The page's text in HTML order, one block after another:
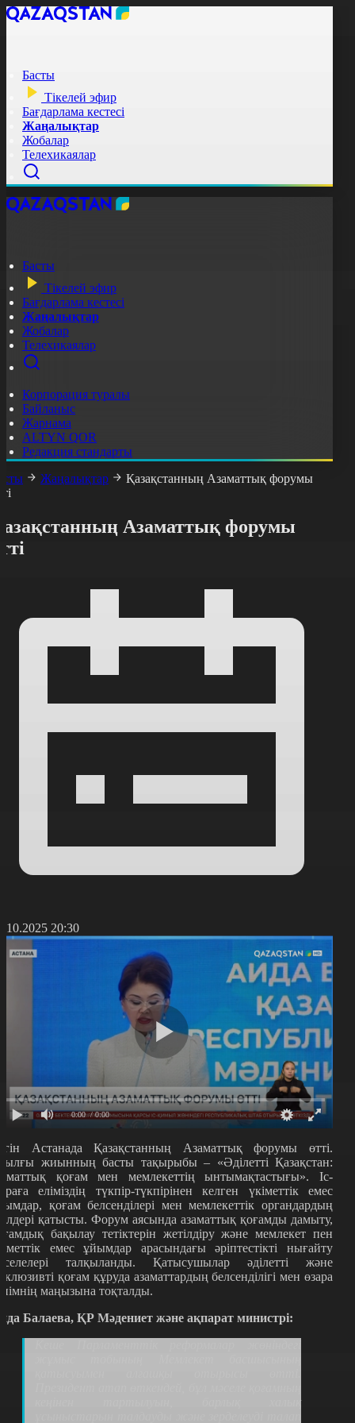
Басты
Тікелей эфир
Бағдарлама кестесі
Жаңалықтар
Жобалар
Телехикаялар
Басты
Тікелей эфир
Бағдарлама кестесі
Жаңалықтар
Жобалар
Телехикаялар
Корпорация туралы
Байланыс
Жарнама
ALTYN QOR
Редакция стандарты
Жаңалықтар
Қазақстанның Азаматтық форумы
Азаматтық форумы
20:30
0:00 / 0:00
Астанада Қазақстанның Азаматтық форумы өтті.
жиынның басты тақырыбы – «Әділетті Қазақстан:
қоғам мен мемлекеттің ынтымақтастығы».Іс-
еліміздің түкпір-түкпірінен келген үкіметтік емес
қоғам белсенділері мен мемлекеттік органдардың
қатысты. Форум аясында азаматтық қоғамды дамыту,
бақылау тетіктерін жетілдіру және мемлекет пен
емес ұйымдар арасындағы әріптестікті нығайту
талқыланды. Қатысушылар әділетті және
қоғам құруда азаматтардың белсенділігі мен өзара
маңызына тоқталды.
Балаева, ҚР Мәдениет және ақпарат министрі: